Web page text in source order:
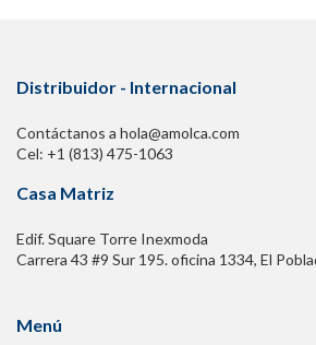
Distribuidor - Internacional
Contáctanos a hola@amolca.com
Cel: +1 (813) 475-1063
Casa Matriz
Edif. Square Torre Inexmoda
Carrera 43 #9 Sur 195. oficina 1334, El
Menú